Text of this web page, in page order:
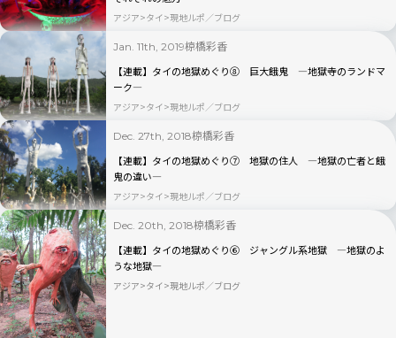
アジア タイ 現地ルポ／ブログ
Jan. 11th, 2019椋橋彩香
【連載】タイの地獄めぐり⑧ 巨大餓鬼 ―地獄寺のランドマ
ーク―
アジア タイ 現地ルポ／ブログ
Dec. 27th, 2018椋橋彩香
【連載】タイの地獄めぐり⑦ 地獄の住人 ―地獄の亡者と餓
鬼の違い―
アジア タイ 現地ルポ／ブログ
Dec. 20th, 2018椋橋彩香
【連載】タイの地獄めぐり⑥ ジャングル系地獄 ―地獄のよ
うな地獄―
アジア タイ 現地ルポ／ブログ